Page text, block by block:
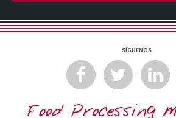
SÍGUENOS